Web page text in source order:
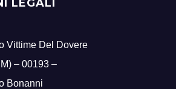
LEGALI
Vittime Del Dovere
– 00193 –
Bonanni